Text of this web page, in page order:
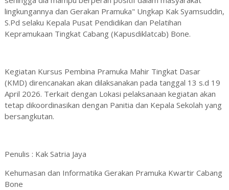
lingkungannya dan Gerakan Pramuka" Ungkap Kak Syamsuddin,
S.Pd selaku Kepala Pusat Pendidikan dan Pelatihan
Kepramukaan Tingkat Cabang (Kapusdiklatcab) Bone.
Kegiatan Kursus Pembina Pramuka Mahir Tingkat Dasar
(KMD) direncanakan akan dilaksanakan pada tanggal 13 s.d 19
April 2026. Terkait dengan Lokasi pelaksanaan kegiatan akan
tetap dikoordinasikan dengan Panitia dan Kepala Sekolah yang
bersangkutan.
Penulis : Kak Satria Jaya
Kehumasan dan Informatika Gerakan Pramuka Kwartir Cabang
Bone